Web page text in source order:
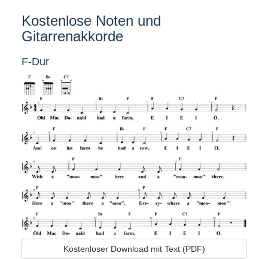
Kostenlose Noten und
Gitarrenakkorde
F-Dur
Kostenloser Download mit Text (PDF)